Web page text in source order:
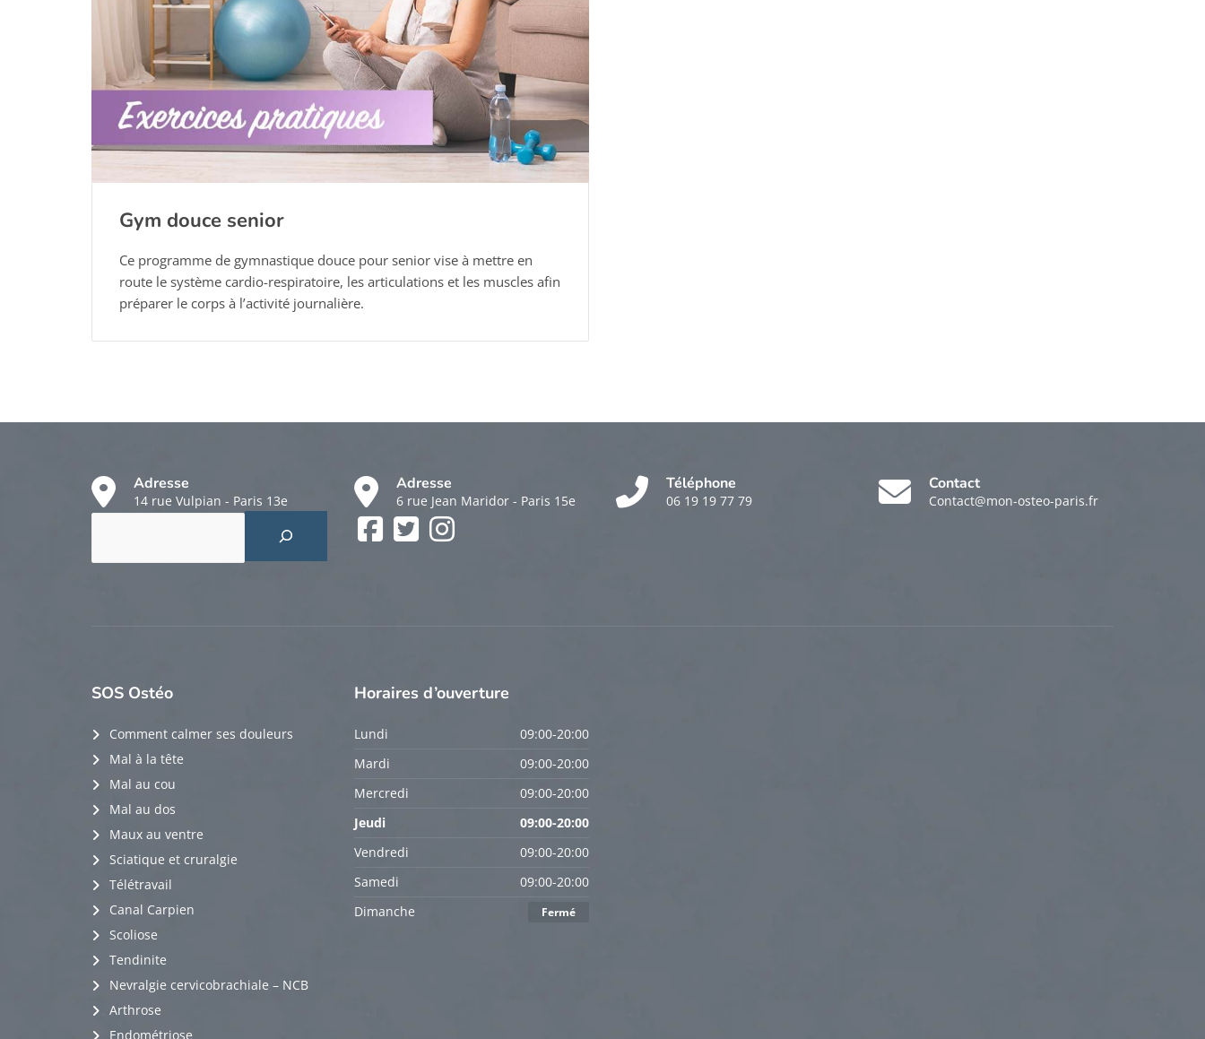
Gym douce senior
Ce programme de gymnastique douce pour senior vise à mettre en
route le système cardio-respiratoire, les articulations et les muscles afin
préparer le corps à l’activité journalière.
Adresse
14 rue Vulpian - Paris 13e
Adresse
6 rue Jean Maridor - Paris 15e
Téléphone
06 19 19 77 79
Contact
Contact@mon-osteo-paris.fr
Facebook
SOS Ostéo
Comment calmer ses douleurs
Mal à la tête
Mal au cou
Mal au dos
Maux au ventre
Sciatique et cruralgie
Télétravail
Canal Carpien
Scoliose
Tendinite
Nevralgie cervicobrachiale – NCB
Arthrose
Endométriose
Horaires d’ouverture
Lundi
09:00-20:00
Mardi
09:00-20:00
Mercredi
09:00-20:00
Jeudi
09:00-20:00
Vendredi
09:00-20:00
Samedi
09:00-20:00
Dimanche
Fermé